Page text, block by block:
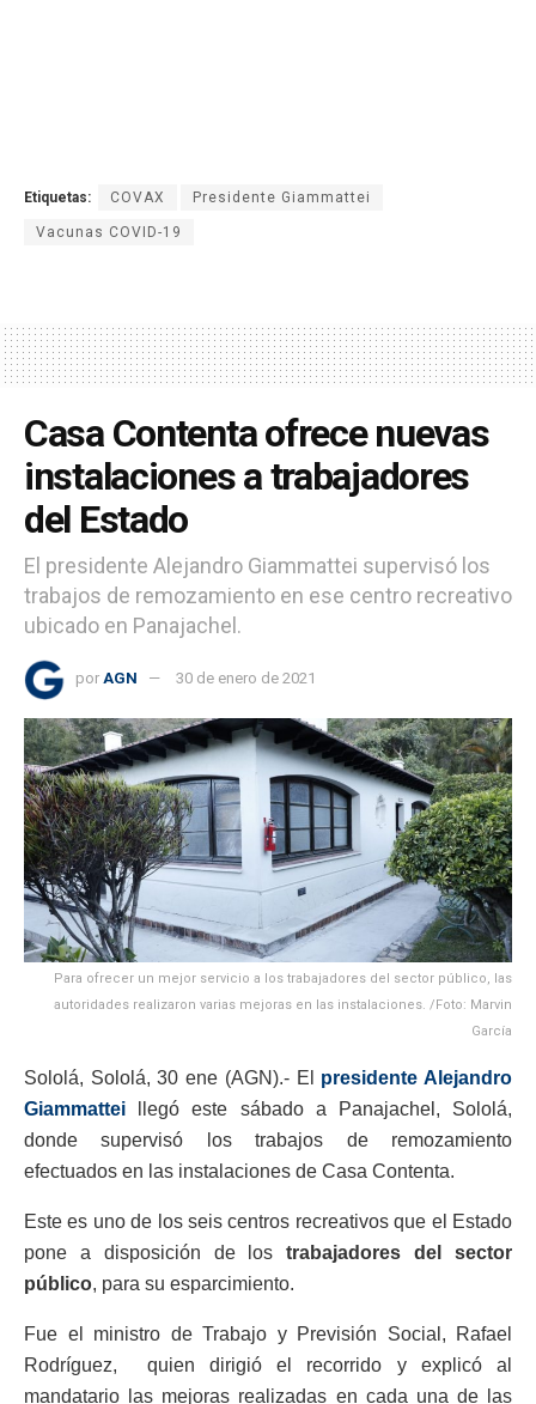
Etiquetas: COVAX Presidente Giammattei
Vacunas COVID-19
Casa Contenta ofrece nuevas
instalaciones a trabajadores
del Estado
El presidente Alejandro Giammattei supervisó los
trabajos de remozamiento en ese centro recreativo
ubicado en Panajachel.
por AGN 30 de enero de 2021
Para ofrecer un mejor servicio a los trabajadores del sector público, las
autoridades realizaron varias mejoras en las instalaciones. /Foto: Marvin
García
Sololá, Sololá, 30 ene (AGN).- El presidente Alejandro
Giammattei llegó este sábado a Panajachel, Sololá,
donde supervisó los trabajos de remozamiento
efectuados en las instalaciones de Casa Contenta.
Este es uno de los seis centros recreativos que el Estado
pone a disposición de lostrabajadores del sector
público, para su esparcimiento.
Fue el ministro de Trabajo y Previsión Social, Rafael
Rodríguez, quien dirigió el recorrido y explicó al
mandatario las mejoras realizadas en cada una de las